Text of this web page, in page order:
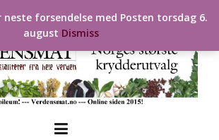
neste forsendelse med Posten torsdag 6.
august Dismiss